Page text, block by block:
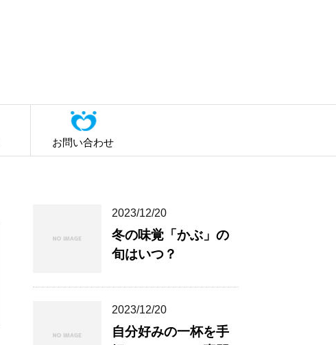
お問い合わせ
2023/12/20
冬の味覚「かぶ」の
旬はいつ？
2023/12/20
自分好みの一杯を手